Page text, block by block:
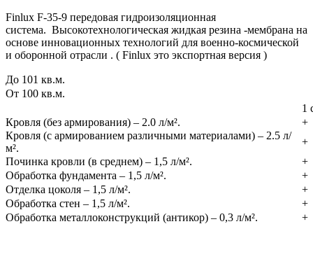
Finlux F-35-9 передовая гидроизоляционная
система. Высокотехнологическая жидкая резина -мембрана на
основе инновационных технологий для военно-космической
и оборонной отрасли . ( Finlux это экспортная версия )
До 101 кв.м.
От 100 кв.м.
1
Кровля (без армирования) – 2.0 л/м².
+
Кровля (с армированием различными материалами) – 2.5 л/
м².
+
Починка кровли (в среднем) – 1,5 л/м².
+
Обработка фундамента – 1,5 л/м².
+
Отделка цоколя – 1,5 л/м².
+
Обработка стен – 1,5 л/м².
+
Обработка металлоконструкций (антикор) – 0,3 л/м².
+